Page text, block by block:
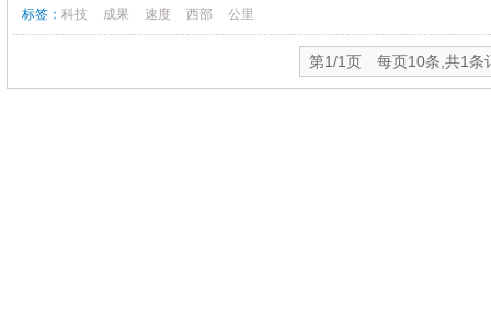
标签： 科技 成果 速度 西部 公里
第1/1页 每页10条,共1条